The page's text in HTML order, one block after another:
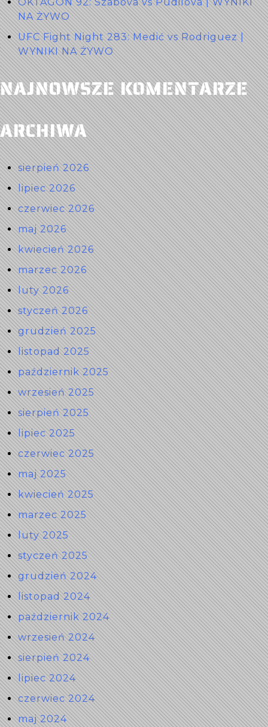
OKTAGON 92: Szabova vs Pudilova | WYNIKI
NA ŻYWO
UFC Fight Night 283: Medić vs Rodriguez |
WYNIKI NA ŻYWO
NAJNOWSZE KOMENTARZE
ARCHIWA
sierpień 2026
lipiec 2026
czerwiec 2026
maj 2026
kwiecień 2026
marzec 2026
luty 2026
styczeń 2026
grudzień 2025
listopad 2025
październik 2025
wrzesień 2025
sierpień 2025
lipiec 2025
czerwiec 2025
maj 2025
kwiecień 2025
marzec 2025
luty 2025
styczeń 2025
grudzień 2024
listopad 2024
październik 2024
wrzesień 2024
sierpień 2024
lipiec 2024
czerwiec 2024
maj 2024